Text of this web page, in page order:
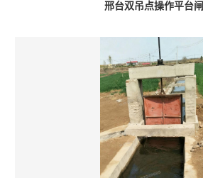
邢台双吊点操作平台闸